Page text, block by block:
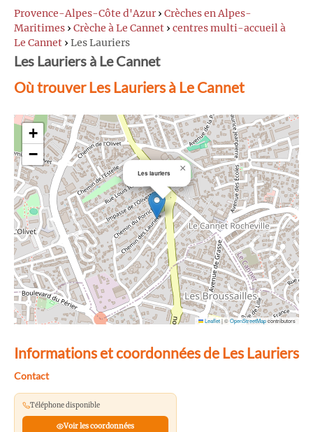
Provence-Alpes-Côte d'Azur › Crèches en Alpes-
Maritimes › Crèche à Le Cannet › centres multi-accueil à
Le Cannet › Les Lauriers
Les Lauriers à Le Cannet
Où trouver Les Lauriers à Le Cannet
Les lauriers ×
+
−
Leaflet|©OpenStreetMapcontributors
Informations et coordonnées de Les Lauriers
Contact
Téléphone disponible
Voir les coordonnées